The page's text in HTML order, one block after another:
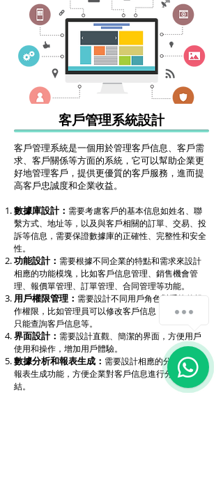
客戶管理系統設計
客戶管理系統是一個用於管理客戶信息、客戶需
求、客戶關係等方面的系統，它可以幫助企業更
好地管理客戶，提供更優質的客戶服務，進而提
高客戶忠誠度和企業收益。
數據庫設計： 需要考慮客戶的基本信息如姓名、聯
繫方式、地址等，以及與客戶相關的訂單、交易、投
訴等信息，需要保證數據庫的正確性、完整性和安全
性。
功能設計： 需要根據不同企業的特點和需求來設計
相應的功能模塊，比如客戶信息管理、銷售機會管
理、報價單管理、訂單管理、合同管理等功能。
用戶權限管理： 需要設計不同用戶角色對系統的操
作權限，比如管理員可以修改客戶信息，而普通用戶
只能查詢客戶信息等。
界面設計： 需要設計直觀、簡潔的界面，方便用戶
使用和操作，增加用戶體驗。
數據分析和報表生成： 需要設計相應的分析工具和
報表生成功能，方便企業對客戶信息進行分析和總
結。
我們怎麼幫助您？
1